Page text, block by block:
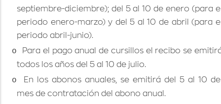
septiembre-diciembre); del 5 al 10 de enero (para
periodo enero-marzo) y del 5 al 10 de abril (para
periodo abril-junio).
o
Para el pago anual de cursillos el recibo se
todos los años del 5 al 10 de julio.
o
En los abonos anuales, se emitirá del 5 al 10
mes de contratación del abono anual.